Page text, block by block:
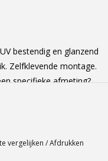
bestendig en glanzend
Zelfklevende montage.
specifieke afmeting?
vergelijken /Afdrukken